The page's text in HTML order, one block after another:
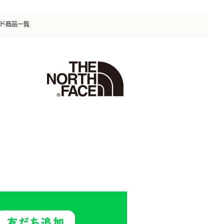
商品一覧